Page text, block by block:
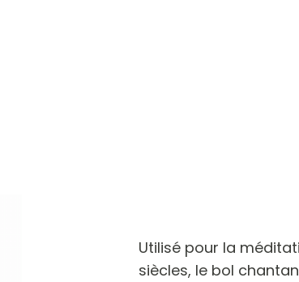
Utilisé pour la
siècles, le bol